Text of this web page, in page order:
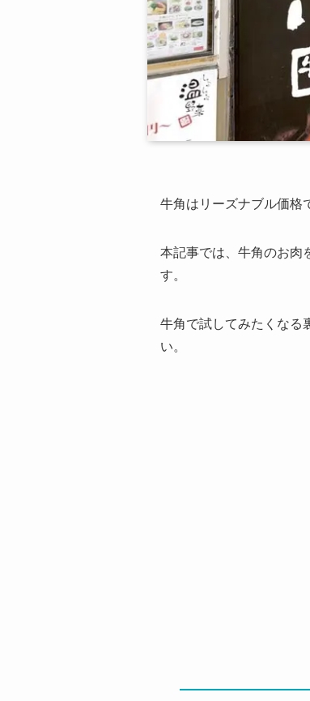
牛角はリーズナブル価格
本記事では、牛角のお肉
す。
牛角で試してみたくなる
い。